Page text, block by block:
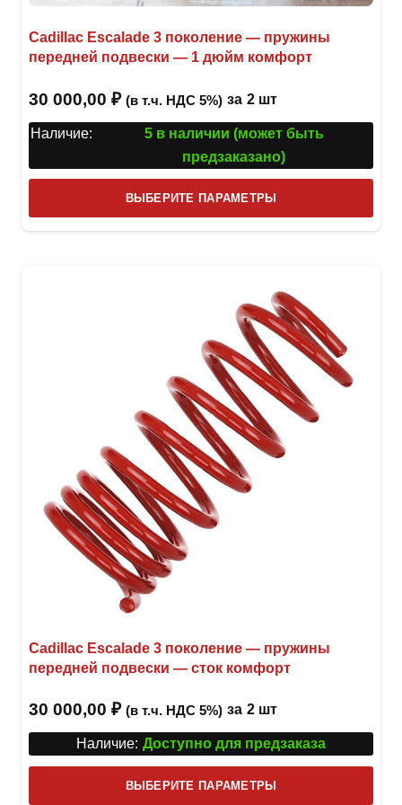
Cadillac Escalade 3 поколение — пружины
передней подвески — 1 дюйм комфорт
30 000,00 ₽ (в т.ч. НДС 5%) за 2 шт
Наличие:
5 в наличии (может быть
предзаказано)
ВЫБЕРИТЕ ПАРАМЕТРЫ
товар
Cadillac Escalade 3 поколение — пружины
передней подвески — сток комфорт
30 000,00 ₽ (в т.ч. НДС 5%) за 2 шт
Наличие: Доступно для предзаказа
ВЫБЕРИТЕ ПАРАМЕТРЫ
товар